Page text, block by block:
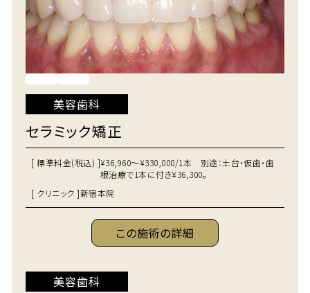
美容歯科
セラミック矯正
[ 標準料金(税込) ]¥36,960～¥330,000/1本 別途：土台・仮歯・歯
根治療で1本に付き¥36,300。
[ クリニック ]新宿本院
この施術の詳細
美容歯科